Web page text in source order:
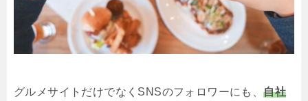
グルメサイトだけでなくSNSのフォロワーにも、自社